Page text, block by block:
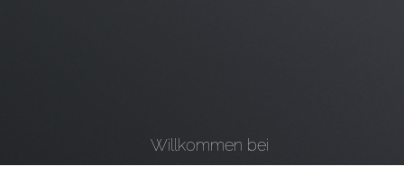
Willkommen bei